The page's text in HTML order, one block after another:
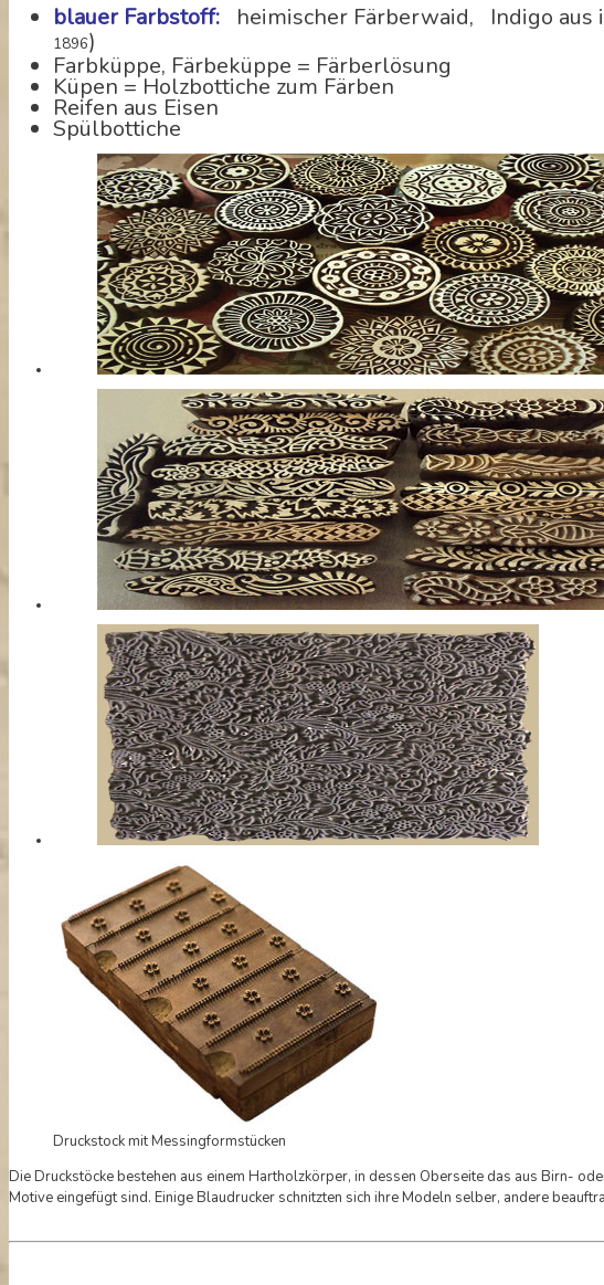
blauer Farbstoff: heimischer Färberwaid, Indigo
1896)
Farbküppe, Färbeküppe = Färberlösung
Küpen = Holzbottiche zum Färben
Reifen aus Eisen
Spülbottiche
Druckstock mit Messingformstücken
Die Druckstöcke bestehen aus einem Hartholzkörper, in dessen Oberseite das aus Birn-
Motive eingefügt sind. Einige Blaudrucker schnitzten sich ihre Modeln selber, andere